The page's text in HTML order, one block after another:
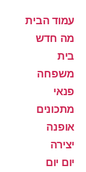
עמוד הבית
מה חדש
בית
משפחה
פנאי
מתכונים
אופנה
יצירה
יום יום